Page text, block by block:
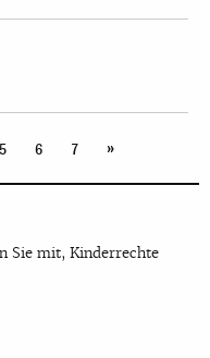
5 6 7 »
Sie mit, Kinderrechte